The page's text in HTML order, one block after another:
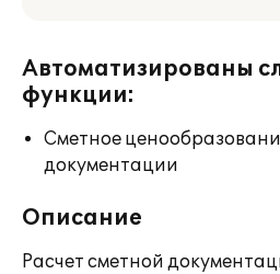
Автоматизированы
функции:
Сметное
документации
Описание
Расчет сметной